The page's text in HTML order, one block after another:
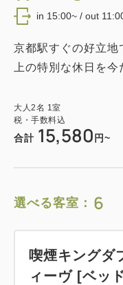
in 15:00~ / out
京都駅すぐの好立地
上の特別な休日を
大人 2名 1 室
税・手数料込
合計 15,580 円~
選べる客室： 6
喫煙キングダ
ィーヴ [ベッ